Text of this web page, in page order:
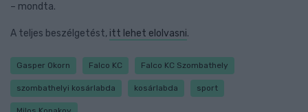
– mondta.
A teljes beszélgetést, itt lehet elolvasni.
Gasper Okorn Falco KC Falco KC Szombathely
szombathelyi kosárlabda kosárlabda sport